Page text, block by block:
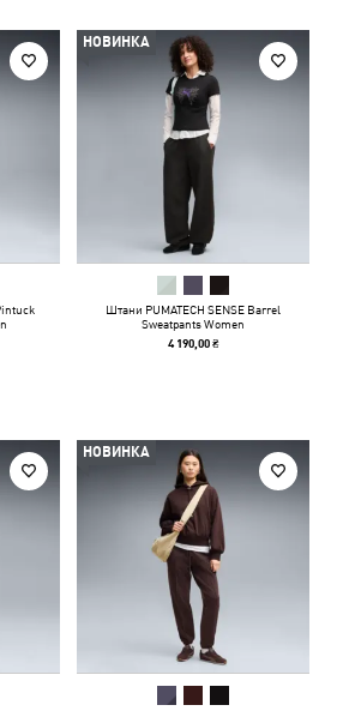
НОВИНКА
Штани PUMATECH SENSE Barrel
Sweatpants Women
4 190,00 ₴
НОВИНКА